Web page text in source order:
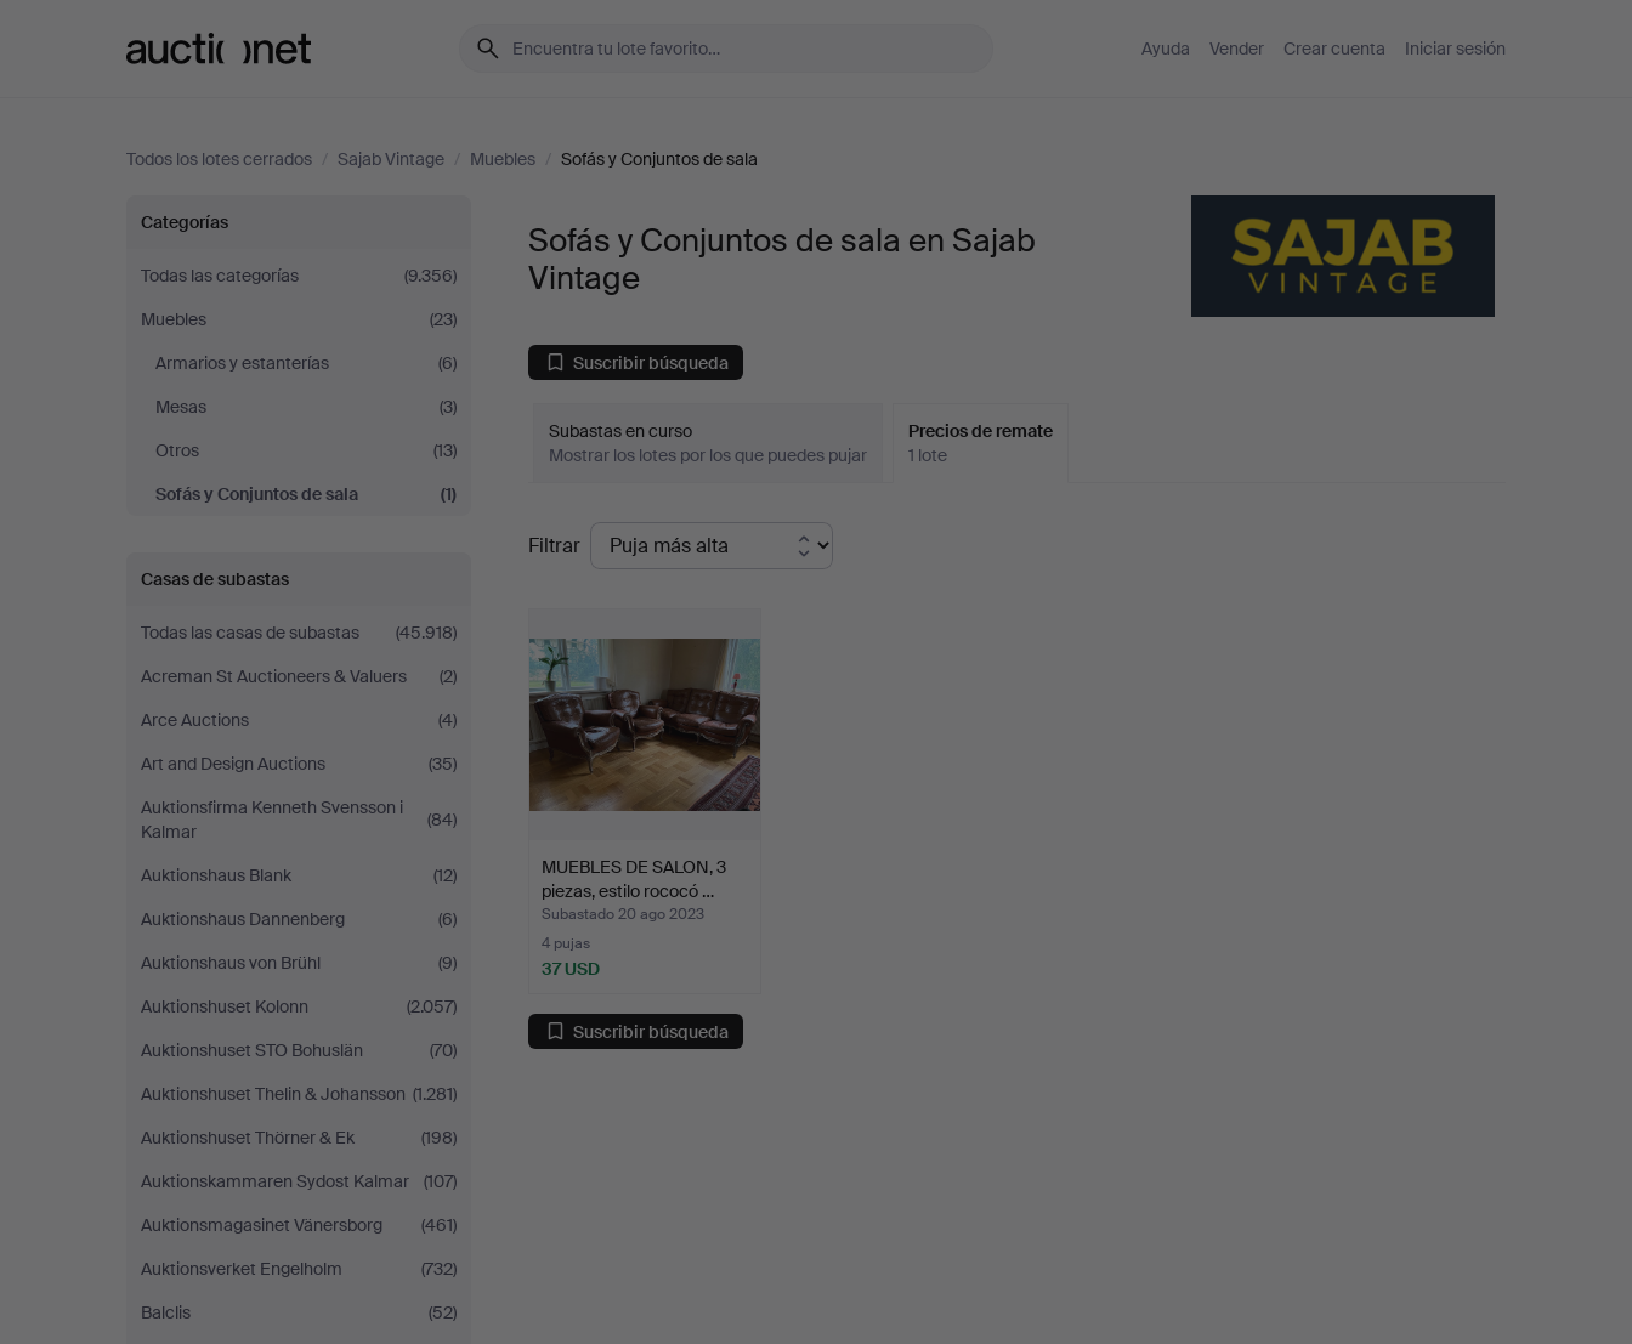
Ayuda Vender Crear cuenta Iniciar sesión
Todos los lotes cerrados / Sajab Vintage / Muebles / Sofás y Conjuntos de sala
Sofás
y
Conjuntos
de
sala
en
Sajab
Vintage
Categorías
Todas las categorías
(9.356)
Muebles
(23)
Armarios y estanterías
(6)
Mesas
(3)
Otros
(13)
Sofás y Conjuntos de sala
(1)
Casas de subastas
Todas las casas de subastas
(45.918)
Acreman St Auctioneers & Valuers
(2)
Arce Auctions
(4)
Art and Design Auctions
(35)
Auktionsfirma Kenneth Svensson i
Kalmar
(84)
Auktionshaus Blank
(12)
Auktionshaus Dannenberg
(6)
Auktionshaus von Brühl
(9)
Auktionshuset Kolonn
(2.057)
Auktionshuset STO Bohuslän
(70)
Auktionshuset Thelin & Johansson (1.281)
Auktionshuset Thörner & Ek
(198)
Auktionskammaren Sydost Kalmar
(107)
Auktionsmagasinet Vänersborg
(461)
Auktionsverket Engelholm
(732)
Balclis
(52)
Sofás y Conjuntos de sala en Sajab
Vintage
Suscribir búsqueda
Subastas en curso
Mostrar los lotes por los que puedes pujar
Precios de remate
1 lote
Precios
de
Filtrar
MUEBLES DE SALON, 3
piezas, estilo rococó …
Subastado 20 ago 2023
4 pujas
37 USD
Suscribir búsqueda